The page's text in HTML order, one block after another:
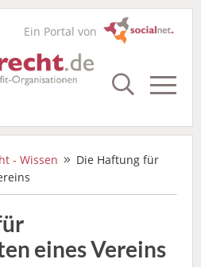
Ein Portal von
- Wissen
Die Haftung für
eines Vereins